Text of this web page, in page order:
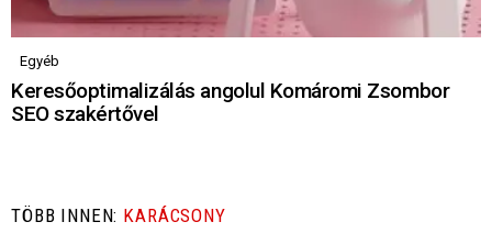
Egyéb
Keresőoptimalizálás angolul Komáromi Zsombor
SEO szakértővel
TÖBB INNEN: KARÁCSONY